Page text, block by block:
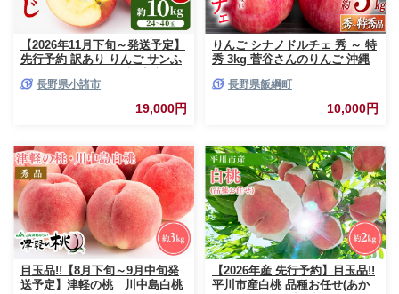
【2026年11月下旬～発送予定】
先行予約 訳あり りんご サンふ
フルーツ 果物 甘い おいしい 林
長野県小諸市
19,000円
りんご シナノドルチェ 秀 ～ 特
秀 3kg 菅谷さんのりんご 沖縄
頃から2026年10月上旬頃まで順
次発送予定 令和8年度出荷分 長
長野県飯綱町
10,000円
目玉品!!【8月下旬～9月中旬発
送予定】津軽の桃 川中島白桃
【2026年産 先行予約】目玉品!!
平川市産白桃 品種お任せ(あか